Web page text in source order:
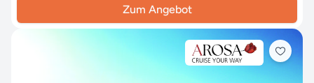
Zum Angebot